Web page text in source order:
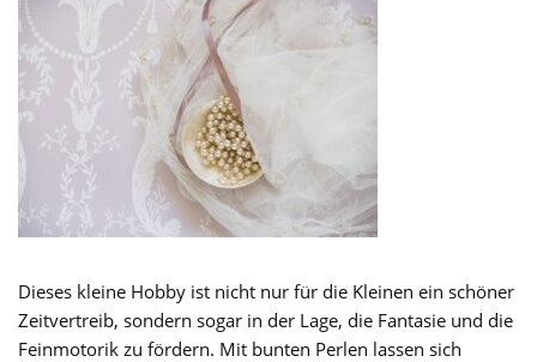
Dieses kleine Hobby ist nicht nur für die Kleinen ein schöner
Zeitvertreib, sondern sogar in der Lage, die Fantasie und die
Feinmotorik zu fördern. Mit bunten Perlen lassen sich